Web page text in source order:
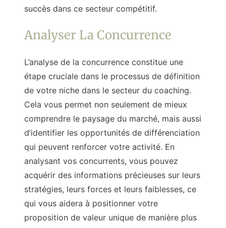
succès dans ce secteur compétitif.
Analyser La Concurrence
L’analyse de la concurrence constitue une
étape cruciale dans le processus de définition
de votre niche dans le secteur du coaching.
Cela vous permet non seulement de mieux
comprendre le paysage du marché, mais aussi
d’identifier les opportunités de différenciation
qui peuvent renforcer votre activité. En
analysant vos concurrents, vous pouvez
acquérir des informations précieuses sur leurs
stratégies, leurs forces et leurs faiblesses, ce
qui vous aidera à positionner votre
proposition de valeur unique de manière plus